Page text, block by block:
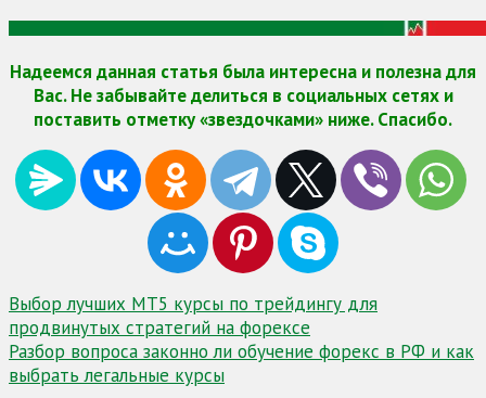
Надеемся данная статья была интересна и полезна для
Вас. Не забывайте делиться в социальных сетях и
поставить отметку «звездочками» ниже. Спасибо.
Навигация
по
записям
Выбор лучших MT5 курсы по трейдингу для
продвинутых стратегий на форексе
Разбор вопроса законно ли обучение форекс в РФ и как
выбрать легальные курсы